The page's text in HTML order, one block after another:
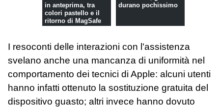
in anteprima, tra
colori pastello e il
ritorno di MagSafe
durano pochissimo
I resoconti delle interazioni con l'assistenza
svelano anche una mancanza di uniformità nel
comportamento dei tecnici di Apple: alcuni utenti
hanno infatti ottenuto la sostituzione gratuita del
dispositivo guasto; altri invece hanno dovuto